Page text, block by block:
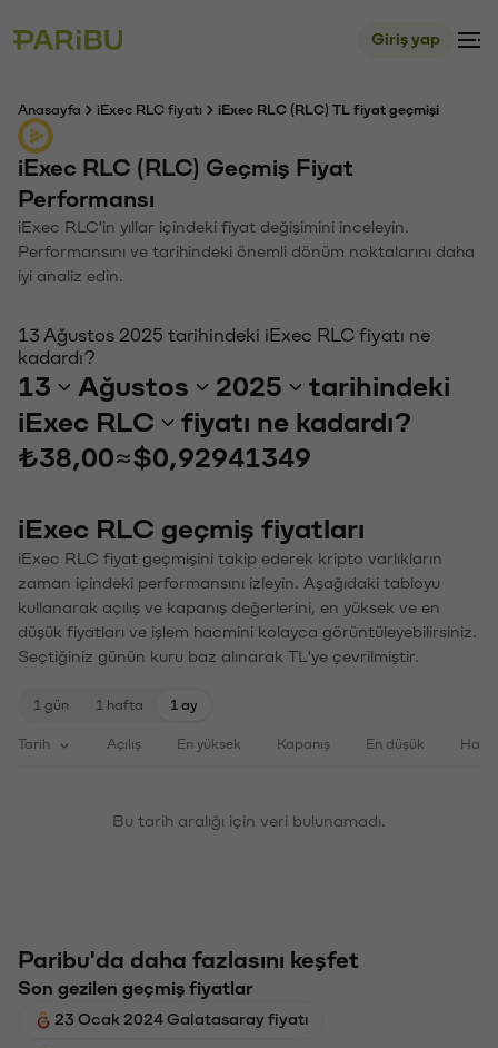
Giriş yap
Anasayfa iExec RLC fiyatı iExec RLC (RLC) TL fiyat geçmişi
iExec RLC (RLC) Geçmiş Fiyat
Performansı
iExec RLC'in yıllar içindeki fiyat değişimini inceleyin.
Performansını ve tarihindeki önemli dönüm noktalarını daha
iyi analiz edin.
13 Ağustos 2025 tarihindeki iExec RLC fiyatı ne
kadardı?
13 Ağustos 2025
tarihindeki
iExec RLC
fiyatı ne kadardı?
₺38,00≈$0,92941349
iExec RLC geçmiş fiyatları
iExec RLC fiyat geçmişini takip ederek kripto varlıkların
zaman içindeki performansını izleyin. Aşağıdaki tabloyu
kullanarak açılış ve kapanış değerlerini, en yüksek ve en
düşük fiyatları ve işlem hacmini kolayca görüntüleyebilirsiniz.
Seçtiğiniz günün kuru baz alınarak TL'ye çevrilmiştir.
1 gün 1 hafta 1 ay
Tarih Açılış En yüksek Kapanış En düşük
Bu tarih aralığı için veri bulunamadı.
Paribu'da daha fazlasını keşfet
Son gezilen geçmiş fiyatlar
23 Ocak 2024 Galatasaray fiyatı